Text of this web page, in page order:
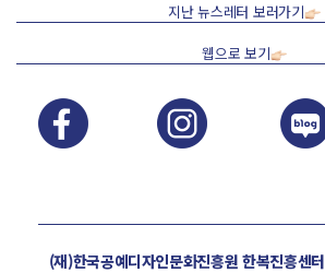
지난 뉴스레터 보러가기
웹으로 보기
(재)한국공예디자인문화진흥원 한복진흥센터